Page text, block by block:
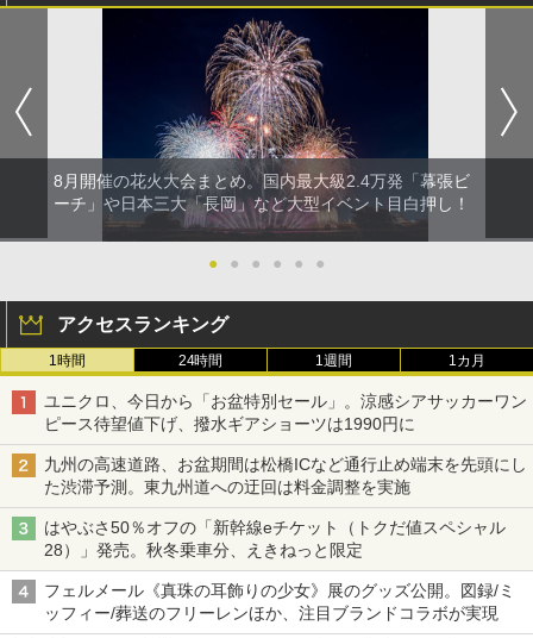
8月開催の花火大会まとめ。国内最大級2.4万発「幕張ビ
ーチ」や日本三大「長岡」など大型イベント目白押し！
● ● ● ● ● ●
アクセスランキング
1時間 24時間 1週間 1カ月
ユニクロ、今日から「お盆特別セール」。涼感シアサッカーワン
ピース待望値下げ、撥水ギアショーツは1990円に
九州の高速道路、お盆期間は松橋ICなど通行止め端末を先頭にし
た渋滞予測。東九州道への迂回は料金調整を実施
はやぶさ50％オフの「新幹線eチケット（トクだ値スペシャル
28）」発売。秋冬乗車分、えきねっと限定
フェルメール《真珠の耳飾りの少女》展のグッズ公開。図録/ミ
ッフィー/葬送のフリーレンほか、注目ブランドコラボが実現